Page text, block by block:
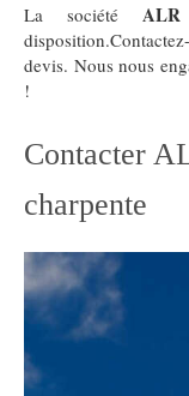
La société ALR
devis. Nous nous
!
Contacter
charpente